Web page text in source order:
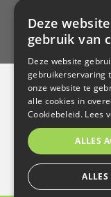
© Copyright
Deze
gebruik van
Deze website
gebruikerservaring
onze website te
alle cookies in
Cookiebeleid. Lees
ALLES
ALLES